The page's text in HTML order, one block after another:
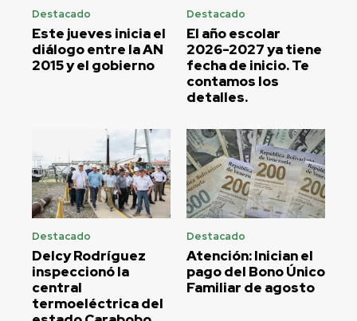
Destacado
Este jueves inicia el
diálogo entre la AN
2015 y el gobierno
Destacado
El año escolar
2026-2027 ya tiene
fecha de inicio. Te
contamos los
detalles.
Destacado
Delcy Rodríguez
inspeccionó la
central
termoeléctrica del
Destacado
Atención: Inician el
pago del Bono Único
Familiar de agosto